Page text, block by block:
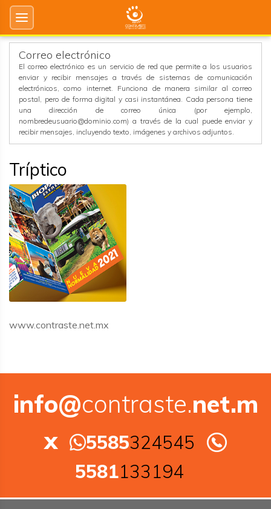
Correo electrónico
El correo electrónico es un servicio de red que permite a los usuarios
enviar y recibir mensajes a través de sistemas de comunicación
electrónicos, como internet. Funciona de manera similar al correo
postal, pero de forma digital y casi instantánea. Cada persona tiene
una dirección de correo única (por ejemplo,
nombredeusuario@dominio.com) a través de la cual puede enviar y
recibir mensajes, incluyendo texto, imágenes y archivos adjuntos.
Tríptico
www.contraste.net.mx
info@contraste.net.m
x
5585324545
5581133194